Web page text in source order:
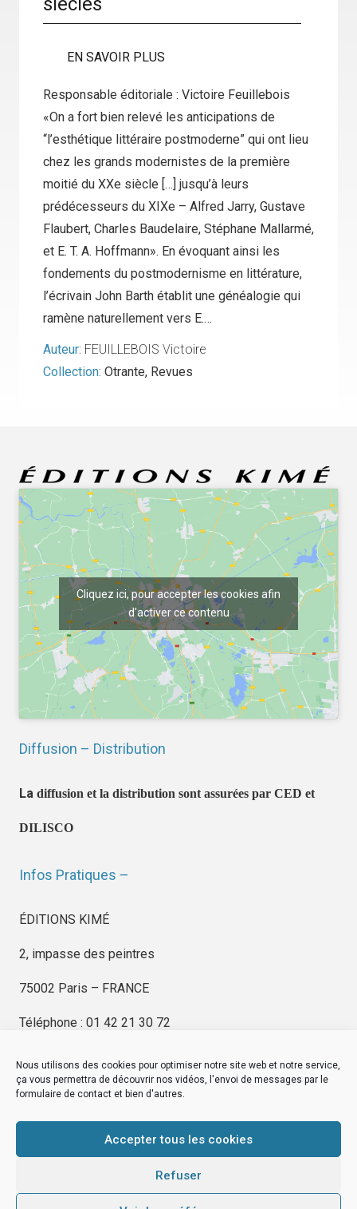
Nous utilisons des cookies pour optimiser notre site web et notre service,
ça vous permettra de découvrir nos vidéos, l'envoi de messages par le
formulaire de contact et bien d'autres.
Accepter tous les cookies
Refuser
EN SAVOIR PLUS
Responsable éditoriale : Victoire Feuillebois
«On a fort bien relevé les anticipations de
“l’esthétique littéraire postmoderne” qui ont lieu
chez les grands modernistes de la première
moitié du XXe siècle […] jusqu’à leurs
prédécesseurs du XIXe – Alfred Jarry, Gustave
Flaubert, Charles Baudelaire, Stéphane Mallarmé,
et E. T. A. Hoffmann». En évoquant ainsi les
fondements du postmodernisme en littérature,
l’écrivain John Barth établit une généalogie qui
ramène naturellement vers E.…
Auteur: FEUILLEBOIS Victoire
Collection: Otrante, Revues
Cliquez ici, pour accepter les cookies afin
d'activer ce contenu
Diffusion – Distribution
La diffusion et la distribution sont assurées par CED et
DILISCO
Infos Pratiques –
ÉDITIONS KIMÉ
2, impasse des peintres
75002 Paris – FRANCE
Téléphone : 01 42 21 30 72
EDITIONS KIMÉ
Mentions Légales
© byeDovel.com